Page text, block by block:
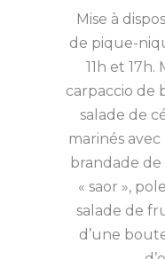
Mise à
de pique-
11h et
carpaccio de
salade de
marinés
brandade
« saor »,
salade de
d’une